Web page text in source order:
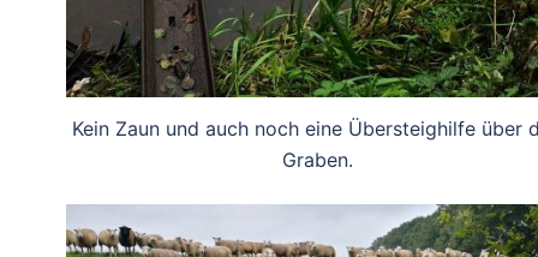
Kein Zaun und auch noch eine Übersteighilfe über
Graben.